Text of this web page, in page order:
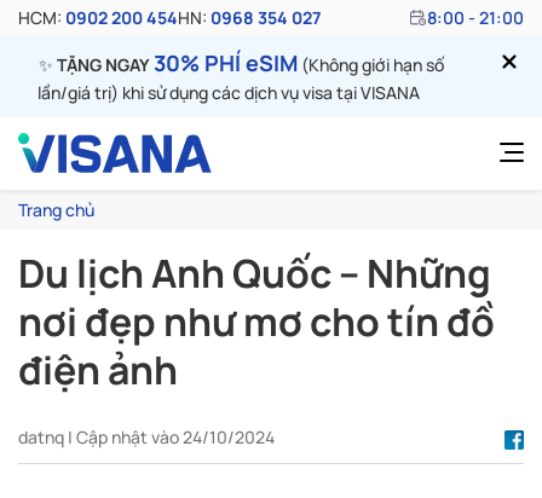
HCM: 0902 200 454HN: 0968 354 027 8:00 - 21:00
✨ TẶNG NGAY30% PHÍ eSIM (Không giới hạn số
lần/giá trị) khi sử dụng các dịch vụ visa tại VISANA
Trang chủ
Du lịch Anh Quốc – Những
nơi đẹp như mơ cho tín đồ
điện ảnh
datnq | Cập nhật vào 24/10/2024